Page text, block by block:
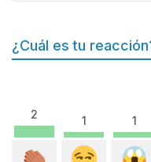
¿Cuál es tu
2 1 1